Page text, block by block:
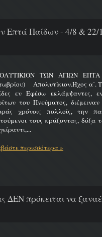
Επτά Παίδων - 4/8 & 22/
ΤΩΝ ΑΓΙΩΝ ΕΠΤΑ
Απολυτίκιον.Ήχος α΄.
εν Εφέσω εκλάμψαντες,
του Πνεύματος,
χρόνοις πολλοίς, την
τους κράζοντας,
περισσότερα »
ΔΕΝ πρόκειται να